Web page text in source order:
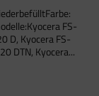
FS-
D, Kyocera FS-
DTN, Kyocera...